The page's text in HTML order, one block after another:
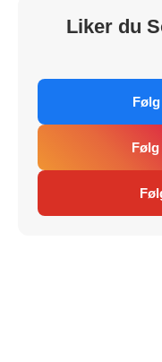
Liker du